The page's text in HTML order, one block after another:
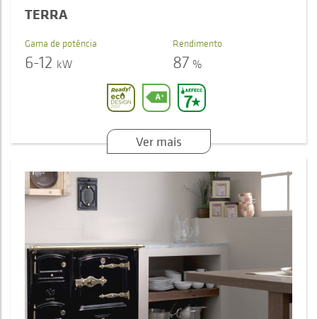
TERRA
Gama de potência
6-12 kW
Rendimento
87 %
Ver mais